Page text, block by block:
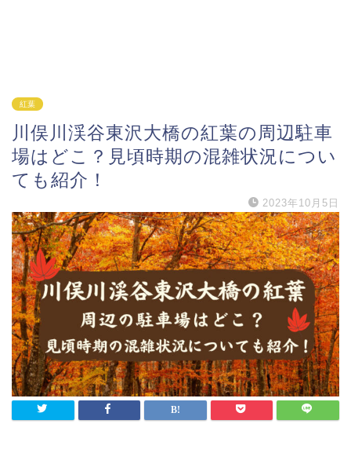
紅葉
川俣川渓谷東沢大橋の紅葉の周辺駐車
場はどこ？見頃時期の混雑状況につい
ても紹介！
2023年10月5日